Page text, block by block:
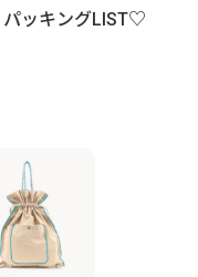
パッキングLIST♡